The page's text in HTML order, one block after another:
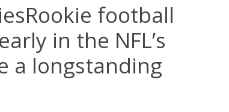
football
in the NFL’s
a longstanding